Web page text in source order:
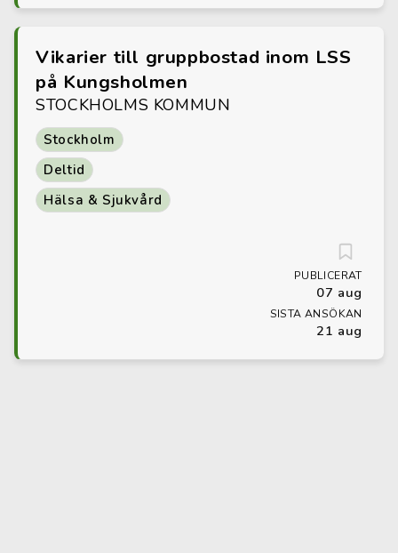
Vikarier till gruppbostad inom LSS
på Kungsholmen
STOCKHOLMS KOMMUN
Stockholm
Deltid
Hälsa & Sjukvård
PUBLICERAT
07 aug
SISTA ANSÖKAN
21 aug